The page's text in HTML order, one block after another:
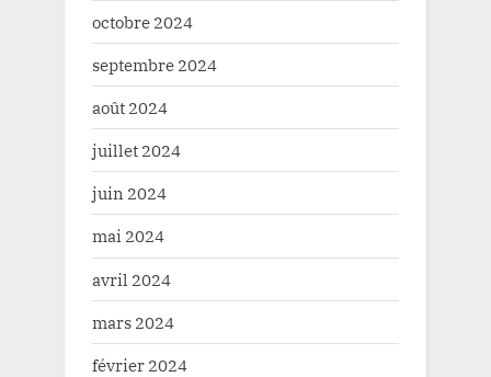
octobre 2024
septembre 2024
août 2024
juillet 2024
juin 2024
mai 2024
avril 2024
mars 2024
février 2024